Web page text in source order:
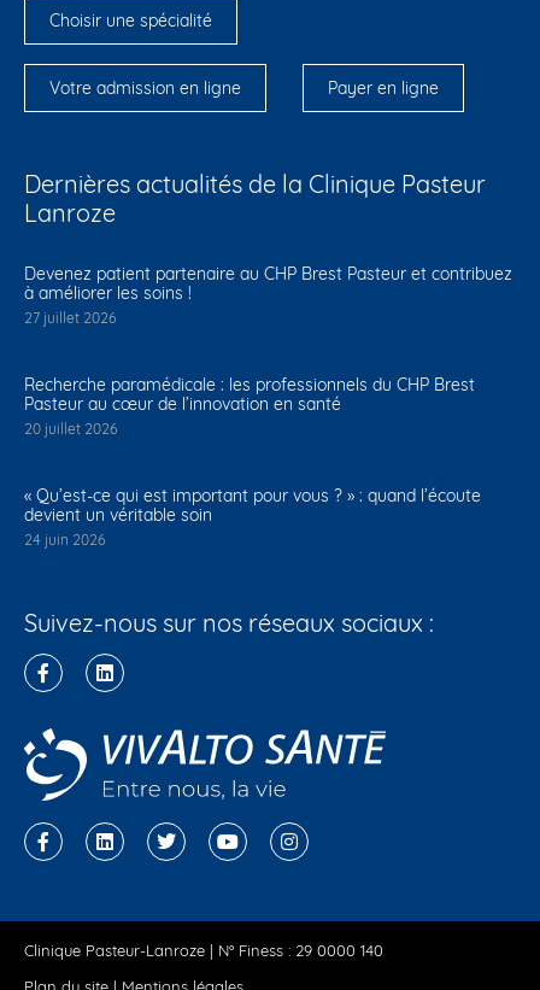
Choisir une spécialité
Votre admission en ligne Payer en ligne
Dernières actualités de la Clinique Pasteur
Lanroze
Devenez patient partenaire au CHP Brest Pasteur et contribuez
à améliorer les soins !
27 juillet 2026
Recherche paramédicale : les professionnels du CHP Brest
Pasteur au cœur de l’innovation en santé
20 juillet 2026
« Qu’est-ce qui est important pour vous ? » : quand l’écoute
devient un véritable soin
24 juin 2026
Suivez-nous sur nos réseaux sociaux :
Clinique Pasteur-Lanroze | N° Finess : 29 0000 140